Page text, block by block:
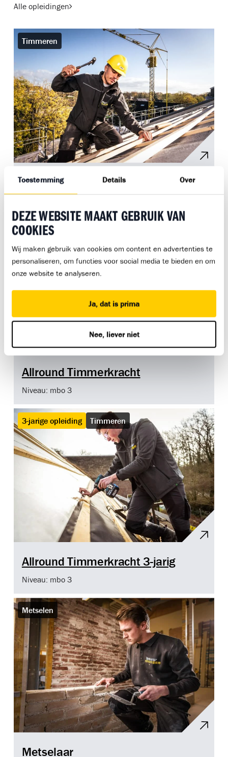
Toestemming Details Over
DEZE WEBSITE MAAKT GEBRUIK VAN
COOKIES
Wij maken gebruik van cookies om content en advertenties te
personaliseren, om functies voor social media te bieden en om
onze website te analyseren.
Ja, dat is prima
Nee, liever niet
Alle opleidingen
Timmeren
Timmerkracht
Allround
Allround Timmerkracht
Niveau: mbo 3
3-jarige opleiding Timmeren
Allround Timmerkracht 3-jarig
Niveau: mbo 3
Metselen
Metselaar